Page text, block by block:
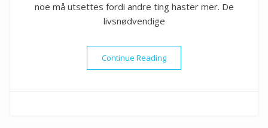
noe må utsettes fordi andre ting haster mer. De
livsnødvendige
Continue Reading«Penger til både reise og